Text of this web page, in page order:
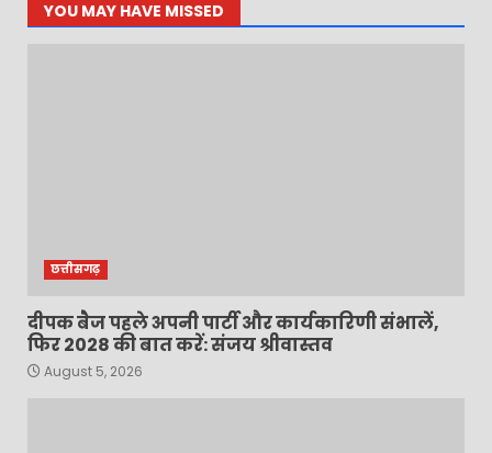
YOU MAY HAVE MISSED
छत्तीसगढ़
दीपक बैज पहले अपनी पार्टी और कार्यकारिणी संभालें,
फिर 2028 की बात करें: संजय श्रीवास्तव
August 5, 2026